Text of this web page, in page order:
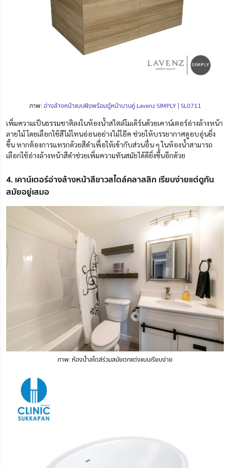
ภาพ:อ่างล้างหน้าแบบฝังพร้อมตู้หน้าบานคู่ Lavenz SIMPLY | SL0711
เพิ่มความเป็นธรรมชาติลงในห้องน้ำสไตล์โมเดิร์นด้วยเคาน์เตอร์อ่างล้างหน้า
ลายไม้ โดยเลือกใช้สีไม้โทนอ่อนอย่างไม้โอ๊ค ช่วยให้บรรยากาศดูอบอุ่นยิ่ง
ขึ้น หากต้องการแทรกด้วยสีดำเพื่อให้เข้ากับส่วนอื่น ๆ ในห้องน้ำสามารถ
เลือกใช้อ่างล้างหน้าสีดำช่วยเพิ่มความทันสมัยได้ดียิ่งขึ้นอีกด้วย
4. เคาน์เตอร์อ่างล้างหน้าสีขาวสไตล์คลาสสิก เรียบง่ายแต่ดูทัน
สมัยอยู่เสมอ
ภาพ: ห้องน้ำสไตล์ร่วมสมัยตกแต่งแบบเรียบง่าย